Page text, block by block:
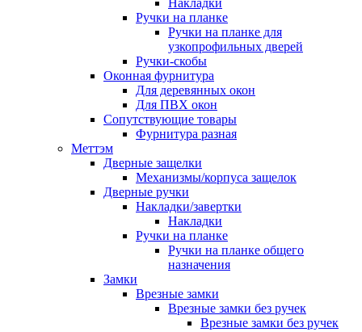
Накладки
Ручки на планке
Ручки на планке для
узкопрофильных дверей
Ручки-скобы
Оконная фурнитура
Для деревянных окон
Для ПВХ окон
Сопутствующие товары
Фурнитура разная
Меттэм
Дверные защелки
Механизмы/корпуса защелок
Дверные ручки
Накладки/завертки
Накладки
Ручки на планке
Ручки на планке общего
назначения
Замки
Врезные замки
Врезные замки без ручек
Врезные замки без ручек